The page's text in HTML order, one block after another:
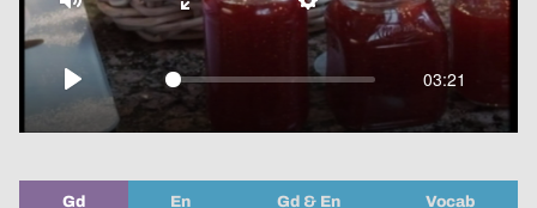
Play
03:21
Mute Settings
Enter
fullscreen
Gd En Gd & En Vocab